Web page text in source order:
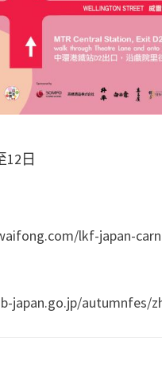
12日
lkf-japan-
japan.go.jp/autumnfes/